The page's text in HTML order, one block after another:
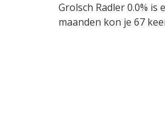
Grolsch Radler 0.0%
maanden kon je 67